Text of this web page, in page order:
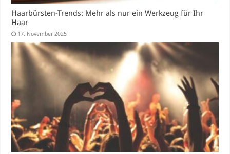
Haarbürsten-Trends: Mehr als nur ein Werkzeug für Ihr
Haar
17. November 2025